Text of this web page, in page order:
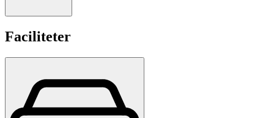
Faciliteter